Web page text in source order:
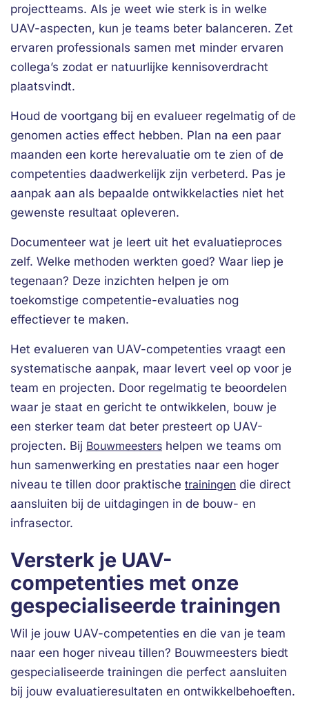
projectteams. Als je weet wie sterk is in welke
UAV-aspecten, kun je teams beter balanceren. Zet
ervaren professionals samen met minder ervaren
collega’s zodat er natuurlijke kennisoverdracht
plaatsvindt.
Houd de voortgang bij en evalueer regelmatig of de
genomen acties effect hebben. Plan na een paar
maanden een korte herevaluatie om te zien of de
competenties daadwerkelijk zijn verbeterd. Pas je
aanpak aan als bepaalde ontwikkelacties niet het
gewenste resultaat opleveren.
Documenteer wat je leert uit het evaluatieproces
zelf. Welke methoden werkten goed? Waar liep je
tegenaan? Deze inzichten helpen je om
toekomstige competentie-evaluaties nog
effectiever te maken.
Het evalueren van UAV-competenties vraagt een
systematische aanpak, maar levert veel op voor je
team en projecten. Door regelmatig te beoordelen
waar je staat en gericht te ontwikkelen, bouw je
een sterker team dat beter presteert op UAV-
projecten. Bij Bouwmeesters helpen we teams om
hun samenwerking en prestaties naar een hoger
niveau te tillen door praktische trainingen die direct
aansluiten bij de uitdagingen in de bouw- en
infrasector.
Versterk je UAV-
competenties met onze
gespecialiseerde trainingen
Wil je jouw UAV-competenties en die van je team
naar een hoger niveau tillen? Bouwmeesters biedt
gespecialiseerde trainingen die perfect aansluiten
bij jouw evaluatieresultaten en ontwikkelbehoeften.